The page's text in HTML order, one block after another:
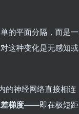
的平面分隔，而是
这种变化是无感知
的神经网络直接相
梯度——即在极短距